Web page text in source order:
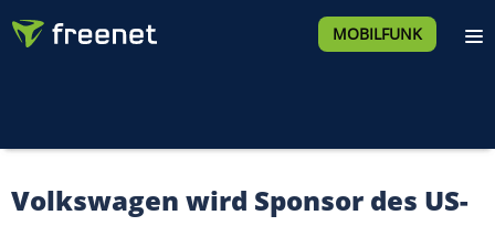
MOBILFUNK
Volkswagen wird Sponsor des US-